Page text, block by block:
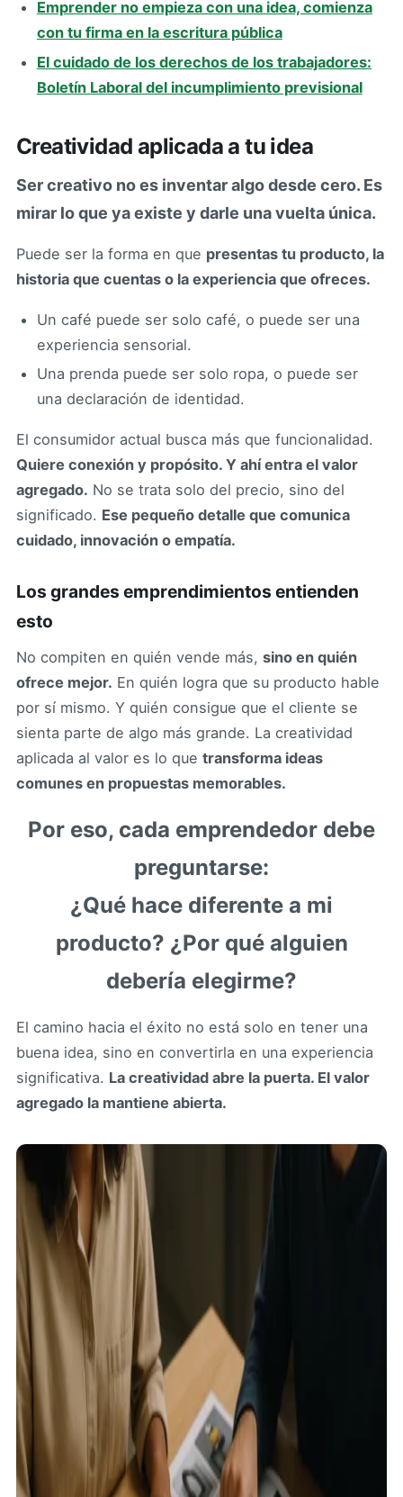
Emprender no empieza con una idea, comienza
con tu firma en la escritura pública
El cuidado de los derechos de los trabajadores:
Boletín Laboral del incumplimiento previsional
Creatividad aplicada a tu idea
Ser creativo no es inventar algo desde cero. Es
mirar lo que ya existe y darle una vuelta única.
Puede ser la forma en que presentas tu producto, la
historia que cuentas o la experiencia que ofreces.
Un café puede ser solo café, o puede ser una
experiencia sensorial.
Una prenda puede ser solo ropa, o puede ser
una declaración de identidad.
El consumidor actual busca más que funcionalidad.
Quiere conexión y propósito. Y ahí entra el valor
agregado. No se trata solo del precio, sino del
significado. Ese pequeño detalle que comunica
cuidado, innovación o empatía.
Los grandes emprendimientos entienden
esto
No compiten en quién vende más, sino en quién
ofrece mejor. En quién logra que su producto hable
por sí mismo. Y quién consigue que el cliente se
sienta parte de algo más grande. La creatividad
aplicada al valor es lo que transforma ideas
comunes en propuestas memorables.
Por eso, cada emprendedor debe
preguntarse:
¿Qué hace diferente a mi
producto? ¿Por qué alguien
debería elegirme?
El camino hacia el éxito no está solo en tener una
buena idea, sino en convertirla en una experiencia
significativa. La creatividad abre la puerta. El valor
agregado la mantiene abierta.